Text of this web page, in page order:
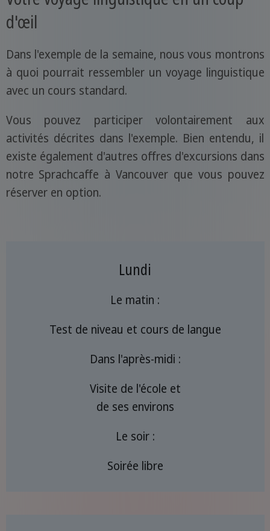
d'œil
Dans l'exemple de la semaine, nous vous montrons
à quoi pourrait ressembler un voyage linguistique
avec un cours standard.
Vous pouvez participer volontairement aux
activités décrites dans l'exemple. Bien entendu, il
existe également d'autres offres d'excursions dans
notre Sprachcaffe à Vancouver que vous pouvez
réserver en option.
Lundi
Le matin :
Test de niveau et cours de langue
Dans l'après-midi :
Visite de l'école et
de ses environs
Le soir :
Soirée libre